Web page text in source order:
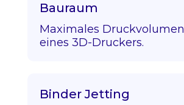
Bauraum
Maximales Druckvolumen
eines 3D-Druckers.
Binder Jetting